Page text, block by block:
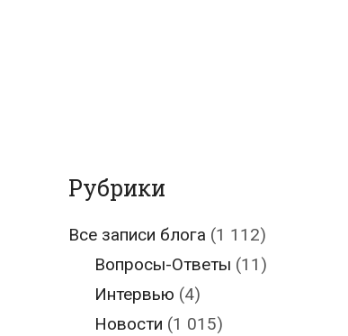
Рубрики
Все записи блога (1 112)
Вопросы-Ответы (11)
Интервью (4)
Новости (1 015)